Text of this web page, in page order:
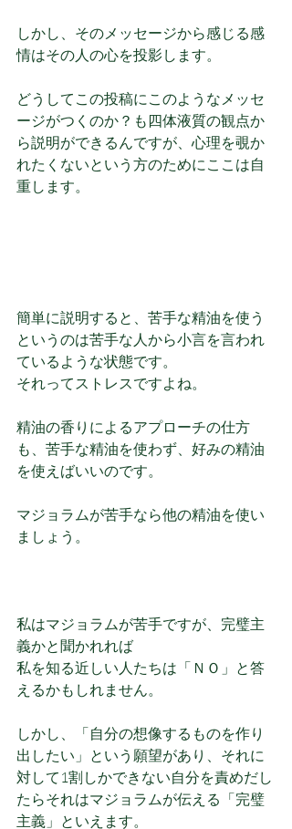
しかし、そのメッセージから感じる感
情はその人の心を投影します。
どうしてこの投稿にこのようなメッセ
ージがつくのか？も四体液質の観点か
ら説明ができるんですが、心理を覗か
れたくないという方のためにここは自
重します。
簡単に説明すると、苦手な精油を使う
というのは苦手な人から小言を言われ
ているような状態です。
それってストレスですよね。
精油の香りによるアプローチの仕方
も、苦手な精油を使わず、好みの精油
を使えばいいのです。
マジョラムが苦手なら他の精油を使い
ましょう。
私はマジョラムが苦手ですが、完璧主
義かと聞かれれば
私を知る近しい人たちは「ＮＯ」と答
えるかもしれません。
しかし、「自分の想像するものを作り
出したい」という願望があり、それに
対して1割しかできない自分を責めだし
たらそれはマジョラムが伝える「完璧
主義」といえます。